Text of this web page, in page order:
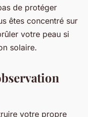
de protéger
êtes concentré sur
votre peau si
solaire.
votre propre